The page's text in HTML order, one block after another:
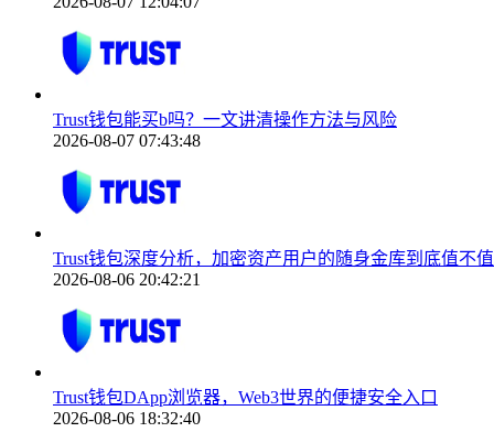
Trust钱包能买b吗？一文讲清操作方法与风险
2026-08-07 07:43:48
Trust钱包深度分析，加密资产用户的随身金库到底值不
2026-08-06 20:42:21
Trust钱包DApp浏览器，Web3世界的便捷安全入口
2026-08-06 18:32:40